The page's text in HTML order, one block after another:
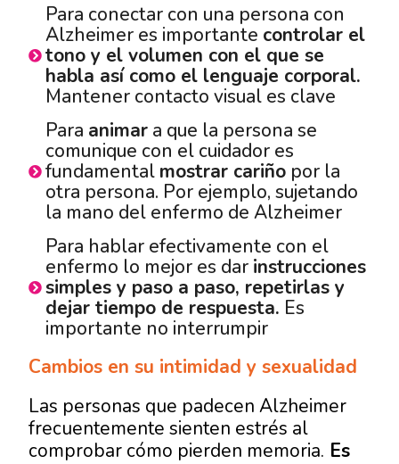
Para conectar con una persona con
Alzheimer es importante controlar el
tono y el volumen con el que se
habla así como el lenguaje corporal.
Mantener contacto visual es clave
Para animar a que la persona se
comunique con el cuidador es
fundamental mostrar cariño por la
otra persona. Por ejemplo, sujetando
la mano del enfermo de Alzheimer
Para hablar efectivamente con el
enfermo lo mejor es dar instrucciones
simples y paso a paso, repetirlas y
dejar tiempo de respuesta. Es
importante no interrumpir
Cambios en su intimidad y sexualidad
Las personas que padecen Alzheimer
frecuentemente sienten estrés al
comprobar cómo pierden memoria. Es